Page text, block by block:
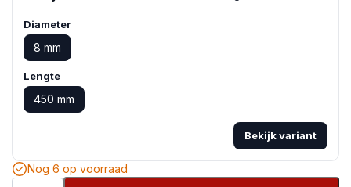
Diameter
8 mm
Lengte
450 mm
Bekijk variant
Nog 6 op voorraad